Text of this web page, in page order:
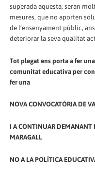
superada aquesta, seran
mesures, que no aporten
de l’ensenyament públic,
deteriorar la seva qualitat
Tot plegat ens porta a fer
comunitat educativa per
fer una
NOVA CONVOCATÒRIA DE
I A CONTINUAR DEMANANT
MARAGALL
NO A LA POLÍTICA